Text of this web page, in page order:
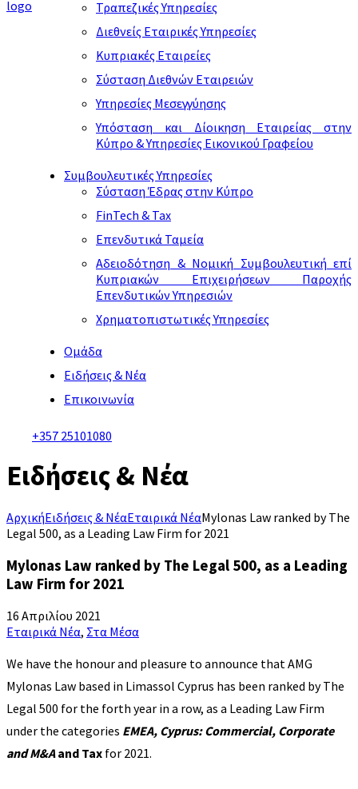
Τραπεζικές Υπηρεσίες
Διεθνείς Εταιρικές Υπηρεσίες
Κυπριακές Εταιρείες
Σύσταση Διεθνών Εταιρειών
Υπηρεσίες Μεσεγγύησης
Υπόσταση και Δίοικηση Εταιρείας στην
Κύπρο & Υπηρεσίες Εικονικού Γραφείου
Συμβουλευτικές Υπηρεσίες
Σύσταση Έδρας στην Κύπρο
FinTech & Tax
Επενδυτικά Ταμεία
Αδειοδότηση & Νομική Συμβουλευτική επί
Κυπριακών Επιχειρήσεων Παροχής
Επενδυτικών Υπηρεσιών
Χρηματοπιστωτικές Υπηρεσίες
Ομάδα
Ειδήσεις & Νέα
Επικοινωνία
+357 25101080
Ειδήσεις & Νέα
ΑρχικήΕιδήσεις & ΝέαΕταιρικά ΝέαMylonas Law ranked by The
Legal 500, as a Leading Law Firm for 2021
Mylonas Law ranked by The Legal 500, as a Leading
Law Firm for 2021
16 Απριλίου 2021
Εταιρικά Νέα, Στα Μέσα
We have the honour and pleasure to announce that AMG
Mylonas Law based in Limassol Cyprus has been ranked by The
Legal 500 for the forth year in a row, as a Leading Law Firm
under the categories EMEA, Cyprus: Commercial, Corporate
and M&Aand Tax for 2021.